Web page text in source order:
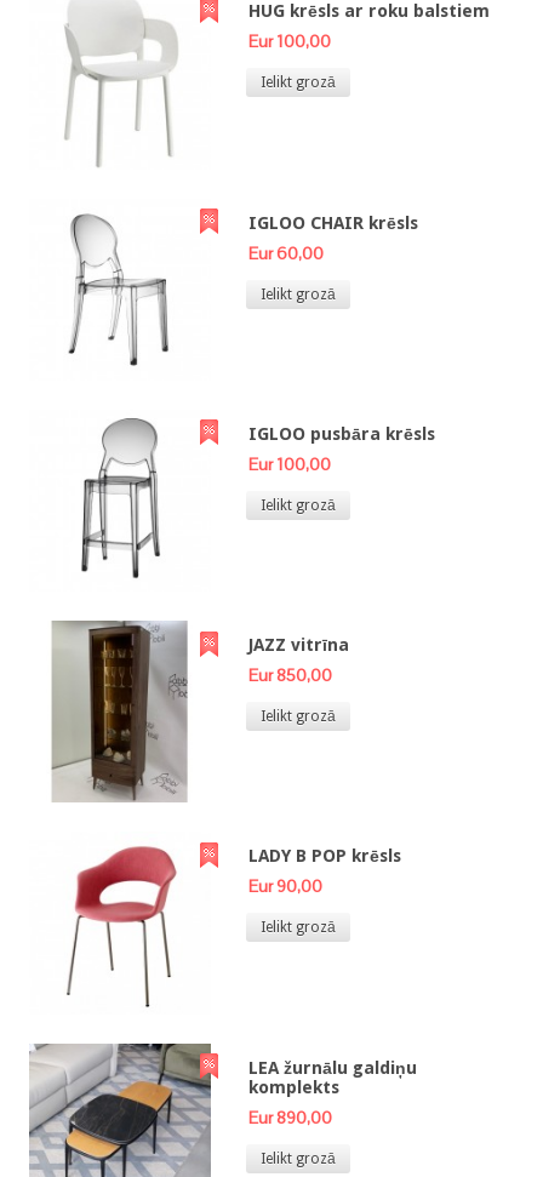
HUG krēsls ar roku balstiem
Eur 100,00
Ielikt grozā
IGLOO CHAIR krēsls
Eur 60,00
Ielikt grozā
IGLOO pusbāra krēsls
Eur 100,00
Ielikt grozā
JAZZ vitrīna
Eur 850,00
Ielikt grozā
LADY B POP krēsls
Eur 90,00
Ielikt grozā
LEA žurnālu galdiņu
komplekts
Eur 890,00
Ielikt grozā